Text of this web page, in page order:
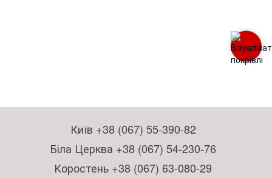
Київ +38 (067) 55-390-82
Біла Церква +38 (067) 54-230-76
Коростень +38 (067) 63-080-29